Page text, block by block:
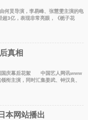
超3亿，表现非常亮眼，《栀子花
真相
国国庆幕后花絮 中国艺人网讯www
本网站播出